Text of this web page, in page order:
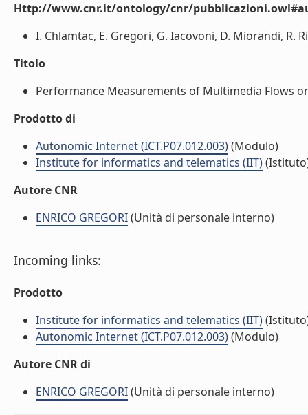
Http://www.cnr.it/ontology/cnr/
I. Chlamtac, E. Gregori, G. Iacovoni, D. Miorandi, R.
Titolo
Performance Measurements of Multimedia Flows
Prodotto di
Autonomic Internet (ICT.P07.012.003)(Modulo)
Institute for informatics and telematics (IIT)
Autore CNR
ENRICO GREGORI(Unità di personale interno)
Incoming links:
Prodotto
Institute for informatics and telematics (IIT)
Autonomic Internet (ICT.P07.012.003)(Modulo)
Autore CNR di
ENRICO GREGORI(Unità di personale interno)